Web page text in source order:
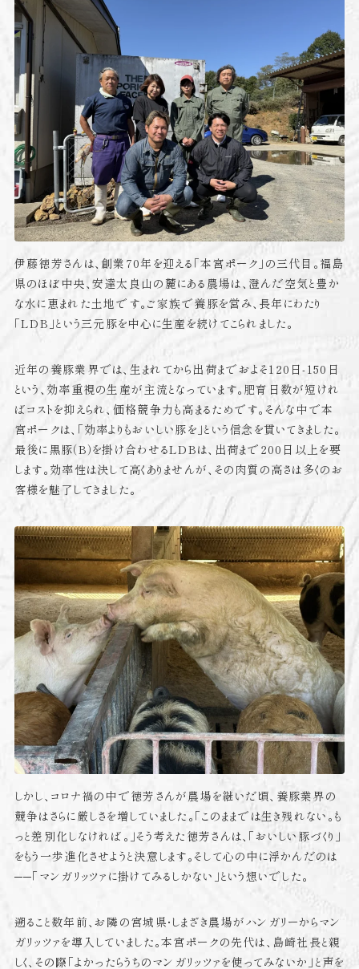
伊藤徳芳さんは、創業70年を迎える「本宮ポーク」の三代目。福島
県のほぼ中央、安達太良山の麓にある農場は、澄んだ空気と豊か
な水に恵まれた土地です。ご家族で養豚を営み、長年にわたり
「LDB」という三元豚を中心に生産を続けてこられました。
近年の養豚業界では、生まれてから出荷までおよそ120日-150日
という、効率重視の生産が主流となっています。肥育日数が短けれ
ばコストを抑えられ、価格競争力も高まるためです。そんな中で本
宮ポークは、「効率よりもおいしい豚を」という信念を貫いてきました。
最後に黒豚（B）を掛け合わせるLDBは、出荷まで200日以上を要
します。効率性は決して高くありませんが、その肉質の高さは多くのお
客様を魅了してきました。
しかし、コロナ禍の中で徳芳さんが農場を継いだ頃、養豚業界の
競争はさらに厳しさを増していました。「このままでは生き残れない。も
っと差別化しなければ。」 そう考えた徳芳さんは、「おいしい豚づくり」
をもう一歩進化させようと決意します。 そして心の中に浮かんだのは
──「マンガリッツァに掛けてみるしかない」という想いでした。
遡ること数年前、お隣の宮城県・しまざき農場がハンガリーからマン
ガリッツァを導入していました。本宮ポークの先代は、島崎社長と親
しく、その際「よかったらうちのマンガリッツァを使ってみないか」と声を